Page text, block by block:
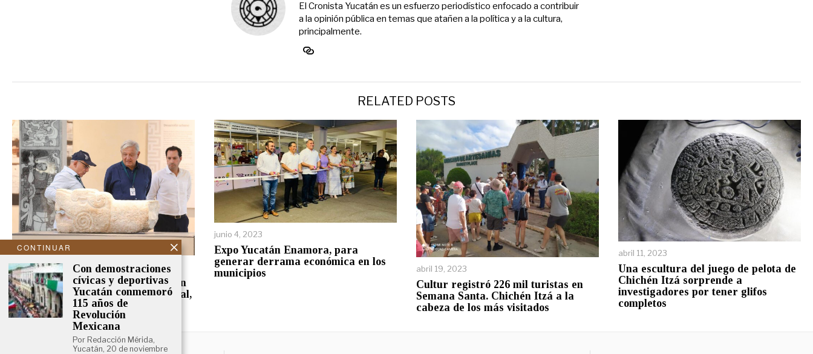
El Cronista Yucatán es un esfuerzo periodístico enfocado a contribuir
a la opinión pública en temas que atañen a la política y a la cultura,
principalmente.
RELATED POSTS
febrero 28, 2024
AMLO inaugura Museo de Chichén
Itzá y elogia el trabajo de Vila Dosal,
de nuevo
junio 4, 2023
Expo Yucatán Enamora, para
generar derrama económica en los
municipios
abril 19, 2023
Cultur registró 226 mil turistas en
Semana Santa. Chichén Itzá a la
cabeza de los más visitados
abril 11, 2023
Una escultura del juego de pelota de
Chichén Itzá sorprende a
investigadores por tener glifos
completos
CONTINUAR
Con demostraciones
cívicas y deportivas
Yucatán conmemoró
115 años de
Revolución
Mexicana
Por Redacción Mérida,
Yucatán, 20 de noviembre